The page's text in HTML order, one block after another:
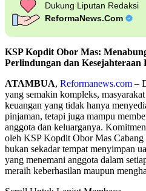
Dukung Liputan Redaksi
ReformaNews.Com
KSP Kopdit Obor Mas:
Perlindungan dan Kesejahteraan
ATAMBUA, Reformanews.com –
yang semakin kompleks,
keuangan yang tidak hanya
pinjaman, tetapi juga mampu
anggota dan keluarganya.
oleh KSP Kopdit Obor Mas
bukan sekadar tempat menyimpan
yang menemani anggota dalam
meraih keberhasilan maupun